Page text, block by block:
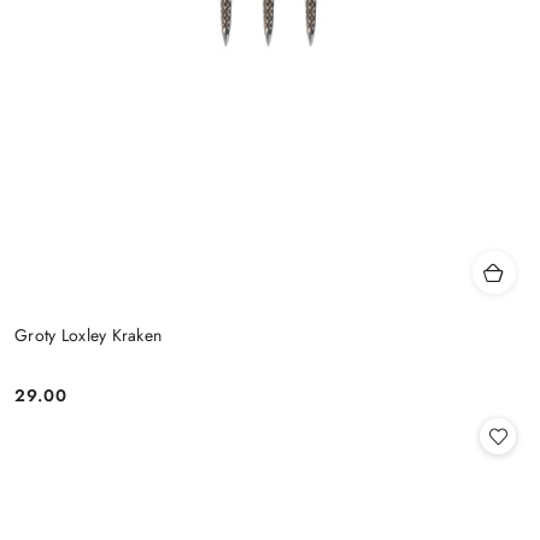
Groty Loxley Kraken
Cena:
29.00